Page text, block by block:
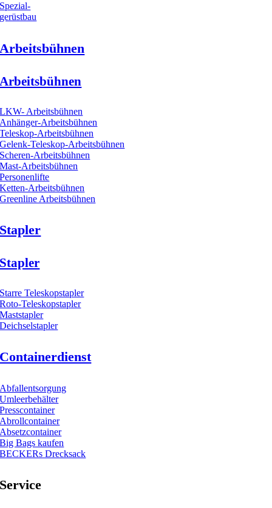
Spezial-
gerüstbau
Arbeitsbühnen
Arbeitsbühnen
LKW- Arbeitsbühnen
Anhänger-Arbeitsbühnen
Teleskop-Arbeitsbühnen
Gelenk-Teleskop-Arbeitsbühnen
Scheren-Arbeitsbühnen
Mast-Arbeitsbühnen
Personenlifte
Ketten-Arbeitsbühnen
Greenline Arbeitsbühnen
Stapler
Stapler
Starre Teleskopstapler
Roto-Teleskopstapler
Maststapler
Deichselstapler
Containerdienst
Abfallentsorgung
Umleerbehälter
Presscontainer
Abrollcontainer
Absetzcontainer
Big Bags kaufen
BECKERs Drecksack
Service